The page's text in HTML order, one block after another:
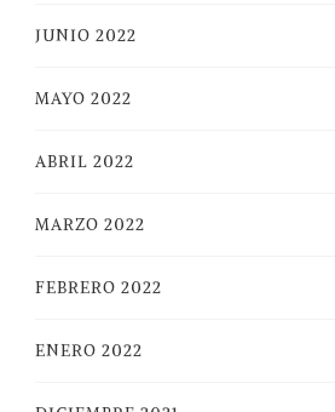
JUNIO 2022
MAYO 2022
ABRIL 2022
MARZO 2022
FEBRERO 2022
ENERO 2022